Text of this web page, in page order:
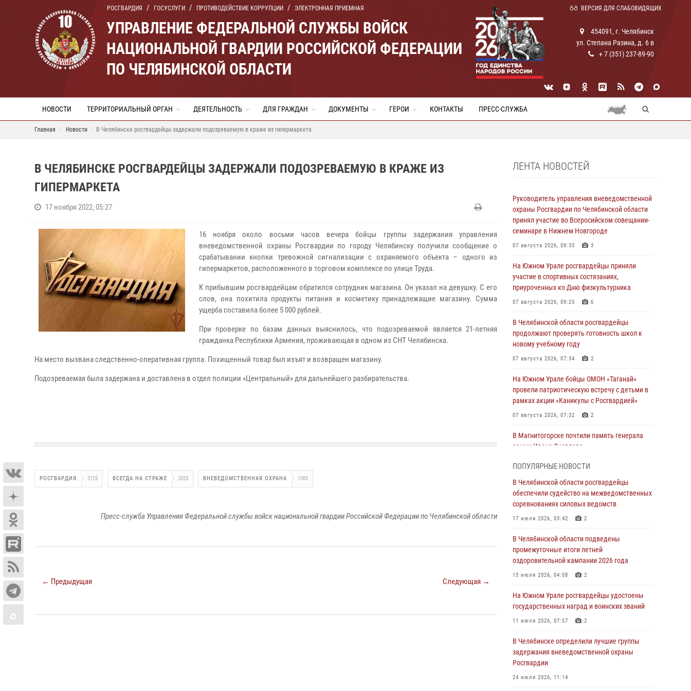
РОСГВАРДИЯ ГОСУСЛУГИ ПРОТИВОДЕЙСТВИЕ КОРРУПЦИИ ЭЛЕКТРОННАЯ ПРИЕМНАЯ ВЕРСИЯ ДЛЯ СЛАБОВИДЯЩИХ
УПРАВЛЕНИЕ ФЕДЕРАЛЬНОЙ СЛУЖБЫ ВОЙСК
НАЦИОНАЛЬНОЙ ГВАРДИИ РОССИЙСКОЙ ФЕДЕРАЦИИ
ПО ЧЕЛЯБИНСКОЙ ОБЛАСТИ
454091, г. Челябинск
ул. Степана Разина, д. 6 в
+ 7 (351) 237-89-90
НОВОСТИ ТЕРРИТОРИАЛЬНЫЙ ОРГАН ДЕЯТЕЛЬНОСТЬ ДЛЯ ГРАЖДАН ДОКУМЕНТЫ ГЕРОИ КОНТАКТЫ ПРЕСС-СЛУЖБА
Главная Новости В Челябинске росгвардейцы задержали подозреваемую в краже из гипермаркета
В ЧЕЛЯБИНСКЕ РОСГВАРДЕЙЦЫ ЗАДЕРЖАЛИ ПОДОЗРЕВАЕМУЮ В КРАЖЕ ИЗ
ГИПЕРМАРКЕТА
17 ноября 2022, 05:27
16 ноября около восьми часов вечера бойцы группы задержания управления
вневедомственной охраны Росгвардии по городу Челябинску получили сообщение о
срабатывании кнопки тревожной сигнализации с охраняемого объекта – одного из
гипермаркетов, расположенного в торговом комплексе по улице Труда.
К прибывшим росгвардейцам обратился сотрудник магазина. Он указал на девушку. С его
слов, она похитила продукты питания и косметику принадлежащие магазину. Сумма
ущерба составила более 5 000 рублей.
При проверке по базам данных выяснилось, что подозреваемой является 21-летняя
гражданка Республики Армения, проживающая в одном из СНТ Челябинска.
На место вызвана следственно-оперативная группа. Похищенный товар был изъят и возвращен магазину.
Подозреваемая была задержана и доставлена в отдел полиции «Центральный» для дальнейшего разбирательства.
РОСГВАРДИЯ 3125 ВСЕГДА НА СТРАЖЕ 2025 ВНЕВЕДОМСТВЕННАЯ ОХРАНА 1383
Пресс-служба Управления Федеральной службы войск национальной гвардии Российской Федерации по Челябинской области
← Предыдущая Следующая →
ЛЕНТА НОВОСТЕЙ
Руководитель управления вневедомственной
охраны Росгвардии по Челябинской области
принял участие во Всеросийском совещании-
семинаре в Нижнем Новгороде
07 августа 2026, 09:33 3
На Южном Урале росгвардейцы приняли
участие в спортивных состязаниях,
приуроченных ко Дню физкультурника
07 августа 2026, 09:25 6
В Челябинской области росгвардейцы
продолжают проверять готовность школ к
новому учебному году
07 августа 2026, 07:34 2
На Южном Урале бойцы ОМОН «Таганай»
провели патриотическую встречу с детьми в
рамках акции «Каникулы с Росгвардией»
07 августа 2026, 07:32 2
В Магнитогорске почтили память генерала
армии Ивана Яковлева
В Магнитогорске сотрудники Росгвардии
задержали рецидивиста за хищение алкоголя
из супермаркета
05 августа 2026, 06:06
На Южном Урале спецназ Росгвардии провел
военно-полевые сборы для кадетов
04 августа 2026, 10:03 1
воров в Челябинске
04 августа 2026, 10:00
задержали подозреваемого в совершении
убийства
03 августа 2026, 11:41
ПОПУЛЯРНЫЕ НОВОСТИ
В Челябинской области росгвардейцы
обеспечили судейство на межведомственных
соревнованиях силовых ведомств
17 июля 2026, 03:42 2
В Челябинской области подведены
промежуточные итоги летней
оздоровительной кампании 2026 года
13 июля 2026, 04:08 2
На Южном Урале росгвардейцы удостоены
государственных наград и воинских званий
11 июля 2026, 07:57 2
В Челябинске определили лучшие группы
задержания вневедомственной охраны
Росгвардии
24 июля 2026, 11:14